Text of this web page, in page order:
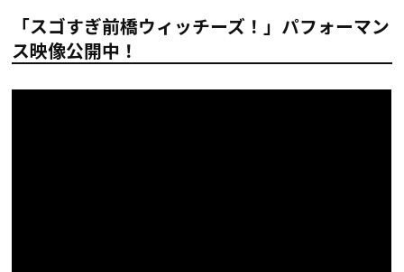
「スゴすぎ前橋ウィッチーズ！」パフォーマン
ス映像公開中！